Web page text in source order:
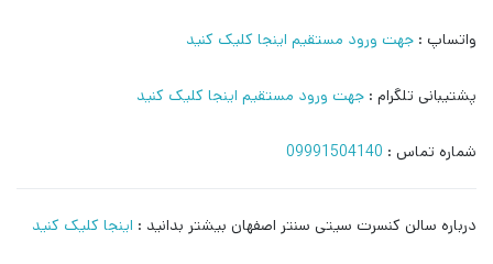
واتساپ : جهت ورود مستقیم اینجا کلیک کنید
پشتیبانی تلگرام : جهت ورود مستقیم اینجا کلیک کنید
شماره تماس : 09991504140
درباره سالن کنسرت سیتی سنتر اصفهان بیشتر بدانید : اینجا کلیک کنید